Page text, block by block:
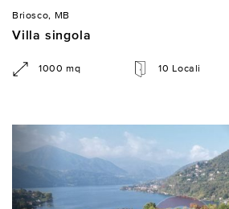
Briosco, MB
Villa singola
1000 mq 10 Locali